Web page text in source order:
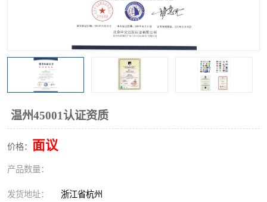
温州45001认证资质
价格： 面议
产品数量：
发货地址： 浙江省杭州